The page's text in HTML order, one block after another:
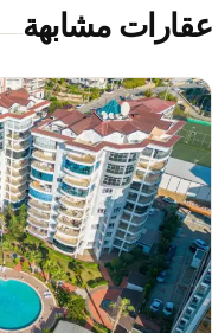
عقارات مشابهة